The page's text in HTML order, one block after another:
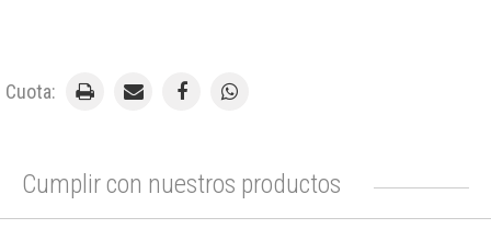
Cuota:
Cumplir con nuestros productos